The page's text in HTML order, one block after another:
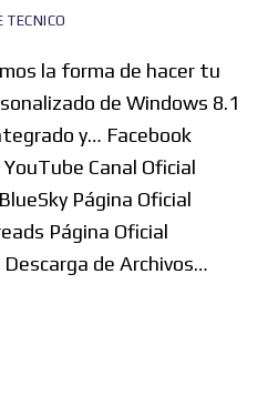
TECNICO
la forma de hacer tu
de Windows 8.1
y… Facebook
Canal Oficial
Página Oficial
Página Oficial
de Archivos…